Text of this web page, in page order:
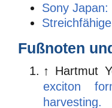
Sony
Fußnoten
↑ Hartmut
exciton
harvesting.